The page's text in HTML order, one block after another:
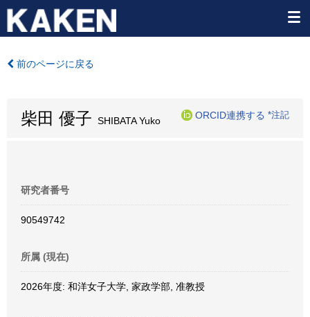
前のページに戻る
柴田 優子 SHIBATA Yuko
ORCID連携する *注記
研究者番号
90549742
所属 (現在)
2026年度: 和洋女子大学, 家政学部, 准教授